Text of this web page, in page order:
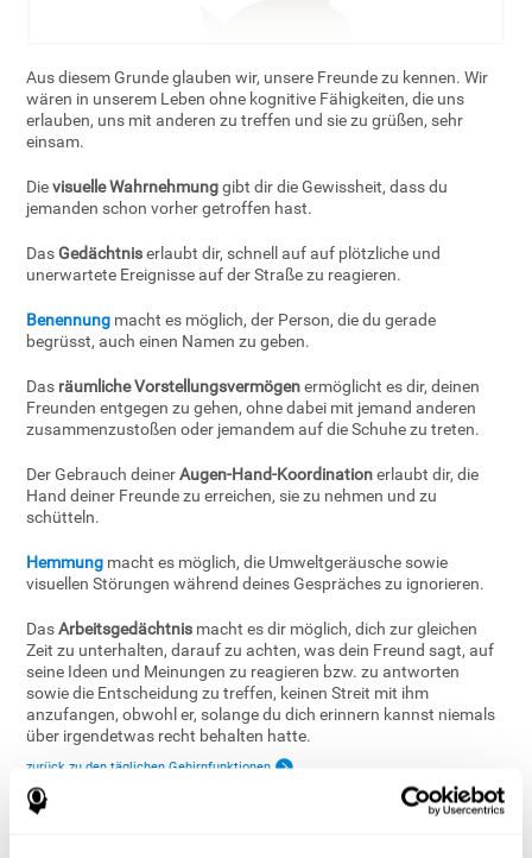
Aus diesem Grunde glauben wir, unsere Freunde zu kennen. Wir
wären in unserem Leben ohne kognitive Fähigkeiten, die uns
erlauben, uns mit anderen zu treffen und sie zu grüßen, sehr
einsam.
Dievisuelle Wahrnehmunggibt dir die Gewissheit, dass du
jemanden schon vorher getroffen hast.
DasGedächtniserlaubt dir, schnell auf auf plötzliche und
unerwartete Ereignisse auf der Straße zu reagieren.
Benennung macht es möglich, der Person, die du gerade
begrüsst, auch einen Namen zu geben.
Das räumliche Vorstellungsvermögenermöglicht es dir, deinen
Freunden entgegen zu gehen, ohne dabei mit jemand anderen
zusammenzustoßen oder jemandem auf die Schuhe zu treten.
Der Gebrauch deinerAugen-Hand-Koordinationerlaubt dir, die
Hand deiner Freunde zu erreichen, sie zu nehmen und zu
schütteln.
Hemmung macht es möglich, die Umweltgeräusche sowie
visuellen Störungen während deines Gespräches zu ignorieren.
DasArbeitsgedächtnis macht es dir möglich, dich zur gleichen
Zeit zu unterhalten, darauf zu achten, was dein Freund sagt, auf
seine Ideen und Meinungen zu reagieren bzw. zu antworten
sowie die Entscheidung zu treffen, keinen Streit mit ihm
anzufangen, obwohl er, solange du dich erinnern kannst niemals
über irgendetwas recht behalten hatte.
zurück zu den täglichen Gehirnfunktionen